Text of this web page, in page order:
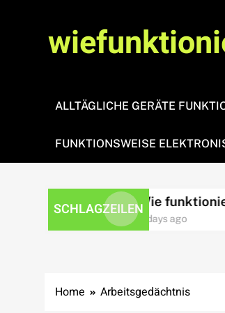
ALLTÄGLICHE GERÄTE
FUNKTIONSWEISE
SCHLAGZEILENWie funktioniert
3 days ago
Home Arbeitsgedächtnis